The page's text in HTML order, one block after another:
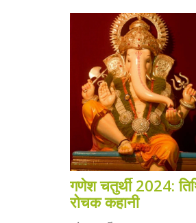
गणेश चतुर्थी 2024:
रोचक कहानी